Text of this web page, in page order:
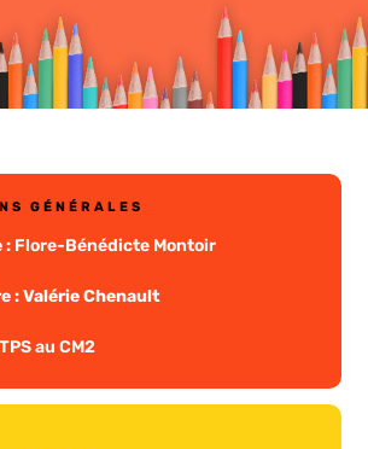
GÉNÉRALES
: Flore-Bénédicte Montoir
: Valérie Chenault
au CM2